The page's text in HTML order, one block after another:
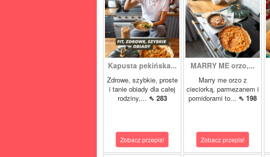
Kapusta pekińska...
Zdrowe, szybkie, proste
i tanie obiady dla całej
rodziny,... ⇖ 283
Zobacz przepis!
MARRY ME orzo,...
Marry me orzo z
cieciorką, parmezanem i
pomidorami to... ⇖ 198
Zobacz przepis!